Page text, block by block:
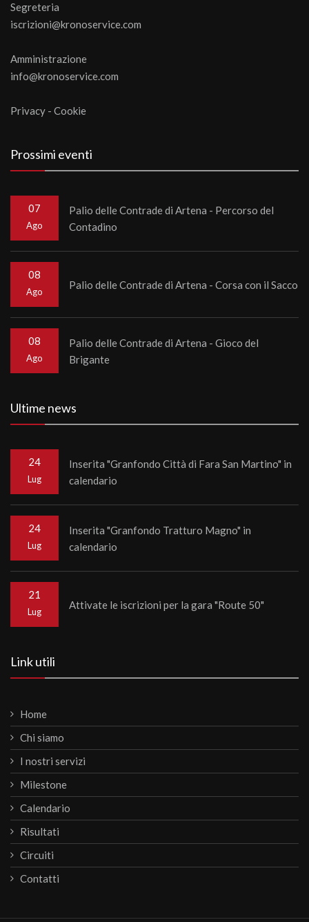
Segreteria
iscrizioni@kronoservice.com
Amministrazione
info@kronoservice.com
Privacy - Cookie
Prossimi eventi
07
Ago
Palio delle Contrade di Artena - Percorso del
Contadino
08
Ago
Palio delle Contrade di Artena - Corsa con il Sacco
08
Ago
Palio delle Contrade di Artena - Gioco del
Brigante
Ultime news
24
Lug
Inserita "Granfondo Città di Fara San Martino" in
calendario
24
Lug
Inserita "Granfondo Tratturo Magno" in
calendario
21
Lug
Attivate le iscrizioni per la gara "Route 50"
Link utili
Home
Chi siamo
I nostri servizi
Milestone
Calendario
Risultati
Circuiti
Contatti